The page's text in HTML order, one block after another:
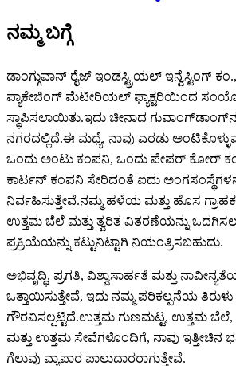
ನಮ್ಮ ಬಗ್ಗೆ
ಡಾಂಗ್ಗುವಾನ್ ರೈಜ್ ಇಂಡಸ್ಟ್ರಿಯಲ್ ಇನ್ವೆಸ್ಟಿಂಗ್
ಪ್ಯಾಕೇಜಿಂಗ್ ಮೆಟೀರಿಯಲ್ ಫ್ಯಾಕ್ಟರಿಯಿಂದ
ಸ್ಥಾಪಿಸಲಾಯಿತು.ಇದು ಚೀನಾದ
ನಗರದಲ್ಲಿದೆ.ಈ ಮಧ್ಯೆ, ನಾವು ಎರಡು
ಒಂದು ಅಂಟು ಕಂಪನಿ, ಒಂದು ಪೇಪರ್ ಕೋರ್
ಕಾರ್ಟನ್ ಕಂಪನಿ ಸೇರಿದಂತೆ ಐದು
ನಿರ್ವಹಿಸುತ್ತೇವೆ.ನಮ್ಮ ಹಳೆಯ ಮತ್ತು ಹೊಸ
ಉತ್ತಮ ಬೆಲೆ ಮತ್ತು ತ್ವರಿತ ವಿತರಣೆಯನ್ನು
ಪ್ರಕ್ರಿಯೆಯನ್ನು ಕಟ್ಟುನಿಟ್ಟಾಗಿ ನಿಯಂತ್ರಿಸಬಹುದು.
ಅಭಿವೃದ್ಧಿ, ಪ್ರಗತಿ, ವಿಶ್ವಾಸಾರ್ಹತೆ ಮತ್ತು
ಒತ್ತಾಯಿಸುತ್ತೇವೆ, ಇದು ನಮ್ಮ ಪರಿಕಲ್ಪನೆಯ
ಗೌರವಿಸಲ್ಪಟ್ಟಿದೆ.ಉತ್ತಮ ಗುಣಮಟ್ಟ, ಉತ್ತಮ
ಮತ್ತು ಉತ್ತಮ ಸೇವೆಗಳೊಂದಿಗೆ, ನಾವು ಇತ್ತೀಚಿನ
ಗೆಲುವು ವ್ಯಾಪಾರ ಪಾಲುದಾರರಾಗುತ್ತೇವೆ.